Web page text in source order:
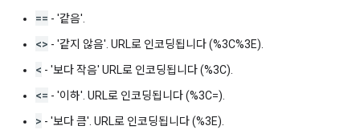
== - '같음'.
<> - '같지 않음'. URL로 인코딩됩니다 (%3C%3E).
< - '보다 작음' URL로 인코딩됩니다 (%3C).
<= - '이하'. URL로 인코딩됩니다 (%3C=).
> - '보다 큼'. URL로 인코딩됩니다 (%3E).